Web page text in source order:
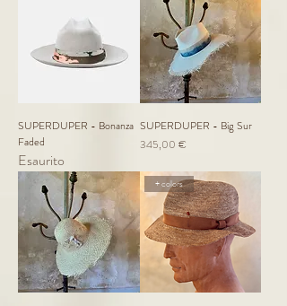
SUPERDUPER - Bonanza
Faded
Esaurito
SUPERDUPER - Big Sur
Prezzo
345,00 €
+ colors